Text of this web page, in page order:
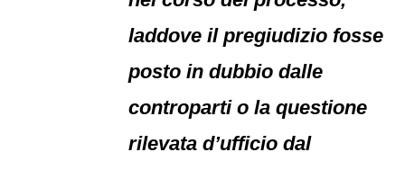
laddove il pregiudizio fosse
posto in dubbio dalle
controparti o la questione
rilevata d’ufficio dal